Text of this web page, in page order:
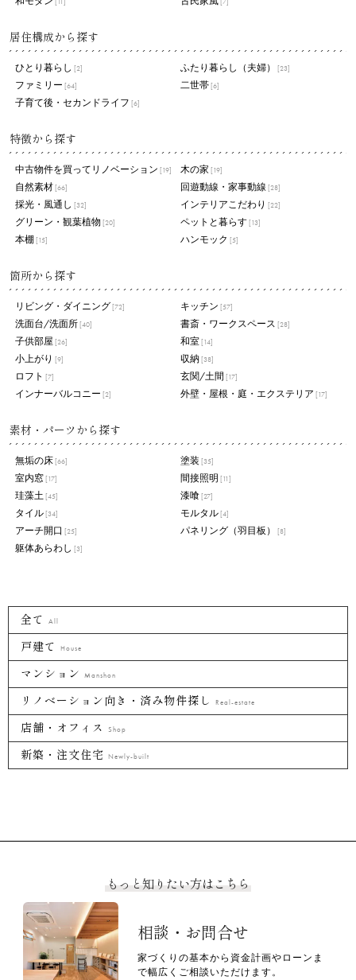
居住構成から探す
ひとり暮らし [2] ふたり暮らし（夫婦） [23]
ファミリー [64] 二世帯[6]
子育て後・セカンドライフ [6]
特徴から探す
中古物件を買ってリノベーション [19] 木の家 [19]
自然素材[66] 回遊動線・家事動線 [28]
採光・風通し [32] インテリアこだわり [22]
グリーン・観葉植物 [20] ペットと暮らす[13]
本棚[15] ハンモック [5]
箇所から探す
リビング・ダイニング[72] キッチン [57]
洗面台/洗面所[40] 書斎・ワークスペース [28]
子供部屋 [26] 和室[14]
小上がり [9] 収納[38]
ロフト [7] 玄関/土間 [17]
インナーバルコニー [2] 外壁・屋根・庭・エクステリア [17]
素材・パーツから探す
無垢の床[66] 塗装 [35]
室内窓[17] 間接照明 [11]
珪藻土[45] 漆喰[27]
タイル[34] モルタル[4]
アーチ開口 [25] パネリング（羽目板） [8]
躯体あらわし [3]
全て All
戸建て House
マンション Manshon
リノベーション向き・済み物件探し Real-estate
店舗・オフィス Shop
新築・注文住宅 Newly-built
もっと知りたい方はこちら
相談・お問合せ
家づくりの基本から資金計画やローンま
で幅広くご相談いただけます。